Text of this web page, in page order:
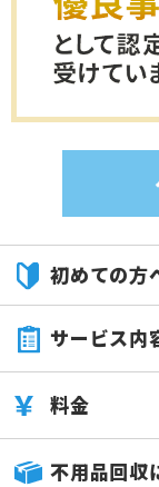
初めての方
サービス内
料金
不用品回収